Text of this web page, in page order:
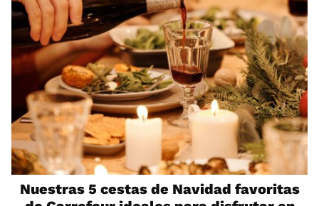
Nuestras 5 cestas de Navidad favoritas